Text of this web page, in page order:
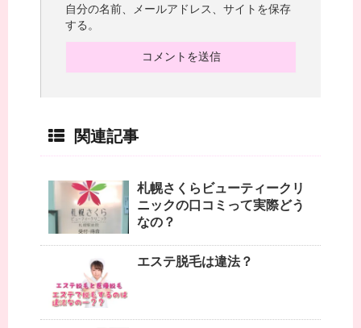
自分の名前、メールアドレス、サイトを保存
する。
関連記事
札幌さくらビューティークリ
ニックの口コミって実際どう
なの？
エステ脱毛は違法？